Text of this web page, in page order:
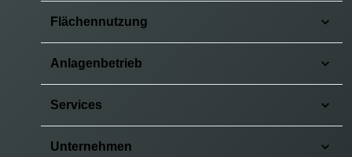
Flächennutzung
Anlagenbetrieb
Services
Unternehmen